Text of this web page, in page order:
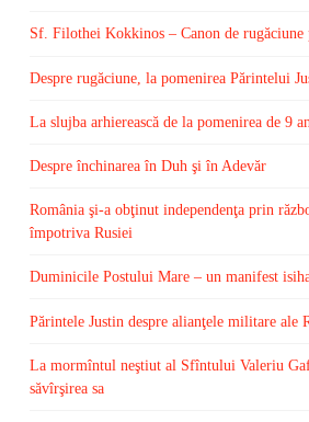
Sf. Filothei Kokkinos – Canon de rugăciune
Despre rugăciune, la pomenirea Părintelui
La slujba arhierească de la pomenirea de 9
Despre închinarea în Duh şi în Adevăr
România şi-a obţinut independenţa prin
împotriva Rusiei
Duminicile Postului Mare – un manifest
Părintele Justin despre alianţele militare ale
La mormîntul neştiut al Sfîntului Valeriu
săvîrşirea sa